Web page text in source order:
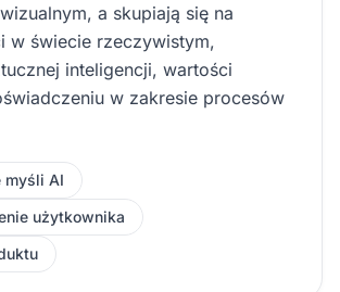
a skupiają się na
w świecie rzeczywistym,
inteligencji, wartości
w zakresie procesów
myśli AI
użytkownika